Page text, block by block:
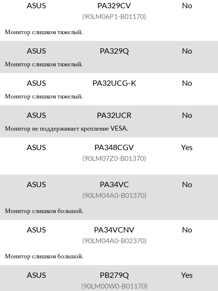
ASUS PA329CV
(90LM06P1-B01170)
No
Монитор слишком тяжелый.
ASUS PA329Q No
Монитор слишком тяжелый.
ASUS PA32UCG-K No
Монитор слишком тяжелый.
ASUS PA32UCR No
Монитор не поддерживает крепление VESA.
ASUS PA348CGV
(90LM07Z0-B01370)
Yes
ASUS PA34VC
(90LM04A0-B01370)
No
Монитор слишком большой.
ASUS PA34VCNV
(90LM04A0-B02370)
No
Монитор слишком большой.
ASUS PB279Q
(90LM00W0-B01170)
Yes